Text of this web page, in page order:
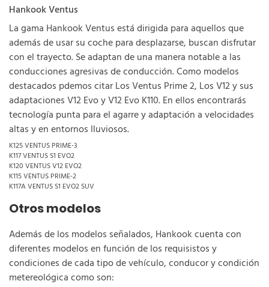
Hankook Ventus
La gama Hankook Ventus está dirigida para aquellos que
además de usar su coche para desplazarse, buscan disfrutar
con el trayecto. Se adaptan de una manera notable a las
conducciones agresivas de conducción. Como modelos
destacados pdemos citar Los Ventus Prime 2, Los V12 y sus
adaptaciones V12 Evo y V12 Evo K110. En ellos encontrarás
tecnología punta para el agarre y adaptación a velocidades
altas y en entornos lluviosos.
K125 VENTUS PRIME-3
K117 VENTUS S1 EVO2
K120 VENTUS V12 EVO2
K115 VENTUS PRIME-2
K117A VENTUS S1 EVO2 SUV
Otros modelos
Además de los modelos señalados, Hankook cuenta con
diferentes modelos en función de los requisistos y
condiciones de cada tipo de vehículo, conducor y condición
metereológica como son: